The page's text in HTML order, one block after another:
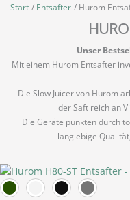
Start Entsafter Hurom
Unser
Mit einem Hurom Entsafter
Die Slow Juicer von Hurom
der Saft reich an
Die Geräte punkten durch
langlebige